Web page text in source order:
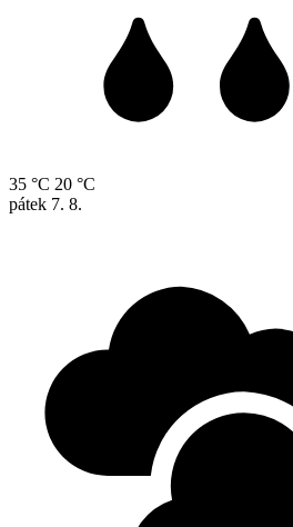
35 °C 20 °C
pátek 7. 8.